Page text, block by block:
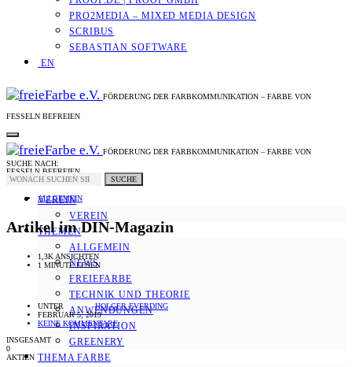
PRO2MEDIA – MIXED MEDIA DESIGN
SCRIBUS
SEBASTIAN SOFTWARE
EN
FÖRDERUNG DER FARBKOMMUNIKATION – FARBE VON
FESSELN BEFREIEN
FÖRDERUNG DER FARBKOMMUNIKATION – FARBE VON
FESSELN BEFREIEN
VEREIN
VEREIN
THEMEN
ALLGEMEIN
NEWS
FREIEFARBE
TECHNIK UND THEORIE
ANWENDUNGEN
INSPIRATION
GREENERY
THEMA FARBE
SUCHE NACH:
SUCHE
ALLGEMEIN
Artikel im DIN-Magazin
1,3K ANSICHTEN
1 MINUTE LESEN
UNTER
HOLGER EVERDING
FEBRUAR 5, 2019
KEINE KOMMENTARE
INSGESAMT
0
AKTIEN